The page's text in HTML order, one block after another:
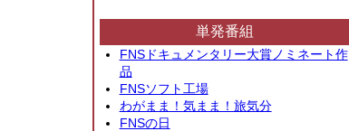
単発番組
FNSドキュメンタリー大賞ノミネート作
品
FNSソフト工場
わがまま！気まま！旅気分
FNSの日